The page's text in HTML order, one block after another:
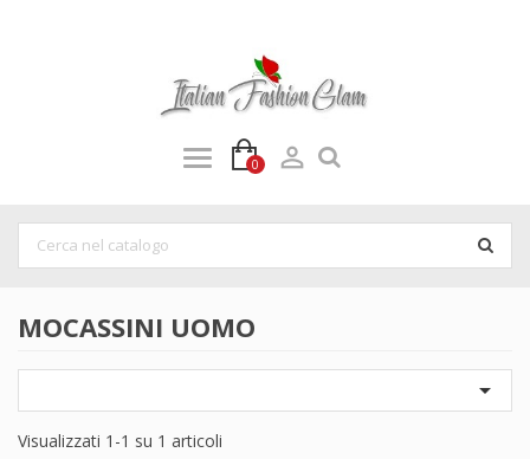
0 
MOCASSINI UOMO

Visualizzati 1-1 su 1 articoli